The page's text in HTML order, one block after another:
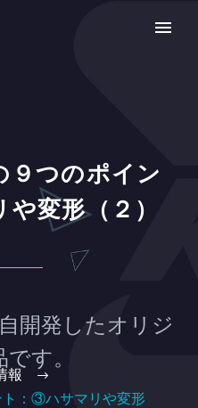
９つのポイン
変形（２）
開発したオリジ
す。
報
：③ハサマリや変形